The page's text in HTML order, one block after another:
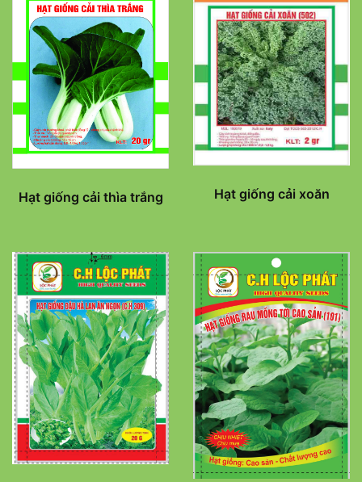
Hạt giống cải thìa trắng Hạt giống cải xoăn